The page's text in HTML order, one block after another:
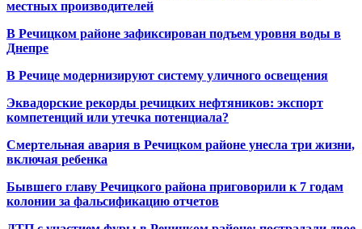
местных производителей
В Речицком районе зафиксирован подъем уровня воды в
Днепре
В Речице модернизируют систему уличного освещения
Эквадорские рекорды речицких нефтяников: экспорт
компетенций или утечка потенциала?
Смертельная авария в Речицком районе унесла три жизни,
включая ребенка
Бывшего главу Речицкого района приговорили к 7 годам
колонии за фальсификацию отчетов